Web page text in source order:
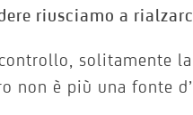
riusciamo a
solitamente
non è più una fonte